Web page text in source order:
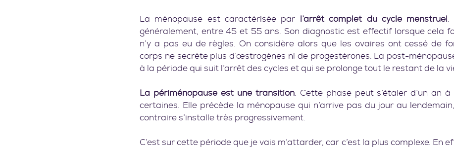
La ménopause est caractérisée par l’arrêt complet du cycle menstruel
généralement, entre 45 et 55 ans. Son diagnostic est effectif lorsque cela
n’y a pas eu de règles. On considère alors que les ovaires ont cessé de
corps ne secrète plus d’œstrogènes ni de progestérones. La post-
à la période qui suit l’arrêt des cycles et qui se prolonge tout le restant de la
La périménopause est une transition. Cette phase peut s’étaler d’un an
certaines. Elle précède la ménopause qui n’arrive pas du jour au
contraire s’installe très progressivement.
C’est sur cette période que je vais m’attarder, car c’est la plus complexe. En